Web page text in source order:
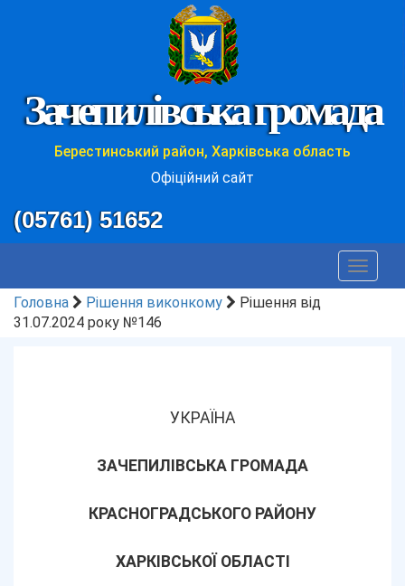
Зачепилівська громада
Берестинський район, Харківська область
Офіційний сайт
(05761) 51652
Toggle
Головна
Рішення виконкому
Рішення від
31.07.2024 року №146
УКРАЇНА
ЗАЧЕПИЛІВСЬКА ГРОМАДА
КРАСНОГРАДСЬКОГО РАЙОНУ
ХАРКІВСЬКОЇ ОБЛАСТІ